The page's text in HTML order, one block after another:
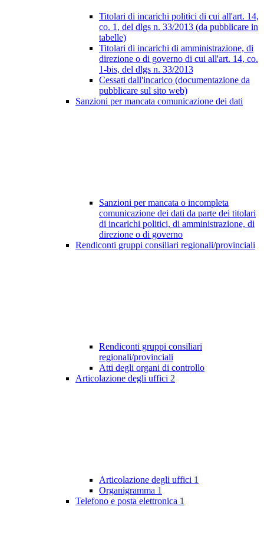
Titolari di incarichi politici di cui all'art. 14,
co. 1, del dlgs n. 33/2013 (da pubblicare in
tabelle)
Titolari di incarichi di amministrazione, di
direzione o di governo di cui all'art. 14, co.
1-bis, del dlgs n. 33/2013
Cessati dall'incarico (documentazione da
pubblicare sul sito web)
Sanzioni per mancata comunicazione dei dati
Sanzioni per mancata o incompleta
comunicazione dei dati da parte dei titolari
di incarichi politici, di amministrazione, di
direzione o di governo
Rendiconti gruppi consiliari regionali/provinciali
Rendiconti gruppi consiliari
regionali/provinciali
Atti degli organi di controllo
Articolazione degli uffici 2
Articolazione degli uffici 1
Organigramma 1
Telefono e posta elettronica 1